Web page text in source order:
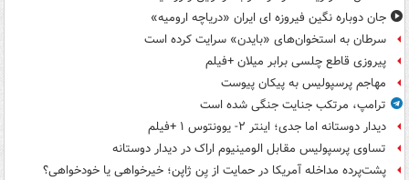
جان دوباره نگین فیروزه ای ایران «دریاچه ارومیه»
سرطان به استخوان‌های «بایدن» سرایت کرده است
پیروزی قاطع چلسی برابر میلان +فیلم
مهاجم پرسپولیس به پیکان پیوست
ترامپ، مرتکب جنایت جنگی شده است
دیدار دوستانه اما جدی؛ اینتر ۲- یوونتوس ۱ +فیلم
تساوی پرسپولیس مقابل الومینیوم اراک در دیدار دوستانه
پشت‌پرده مداخله آمریکا در حمایت از یِن ژاپن؛ خیرخواهی یا خودخواهی؟